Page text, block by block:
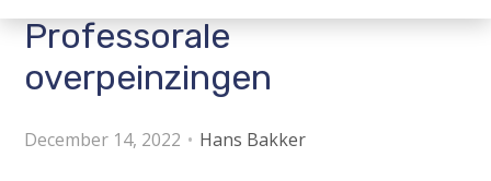
J
u
m
p
o
Professorale
overpeinzingen
December 14, 2022 Hans Bakker
Jubileumjaar
ACTIVITEITEN